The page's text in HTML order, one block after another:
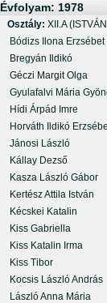
Évfolyam: 1978
Osztály: XII.A
Bódizs Ilona Erzsébet
Bregyán Ildikó
Géczi Margit Olga
Gyulafalvi Mária
Hídi Árpád Imre
Horváth Ildikó
Jánosi László
Kállay Dezső
Kasza László Gábor
Kertész Attila István
Kécskei Katalin
Kiss Gabriella
Kiss Katalin Irma
Kiss Tibor
Kocsis László András
László Anna Mária